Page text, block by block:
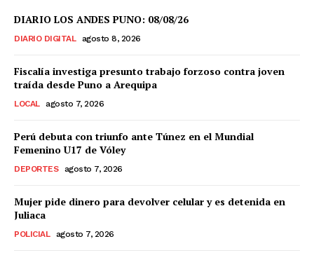
DIARIO LOS ANDES PUNO: 08/08/26
DIARIO DIGITAL agosto 8, 2026
Fiscalía investiga presunto trabajo forzoso contra joven
traída desde Puno a Arequipa
LOCAL agosto 7, 2026
Perú debuta con triunfo ante Túnez en el Mundial
Femenino U17 de Vóley
DEPORTES agosto 7, 2026
Mujer pide dinero para devolver celular y es detenida en
Juliaca
POLICIAL agosto 7, 2026